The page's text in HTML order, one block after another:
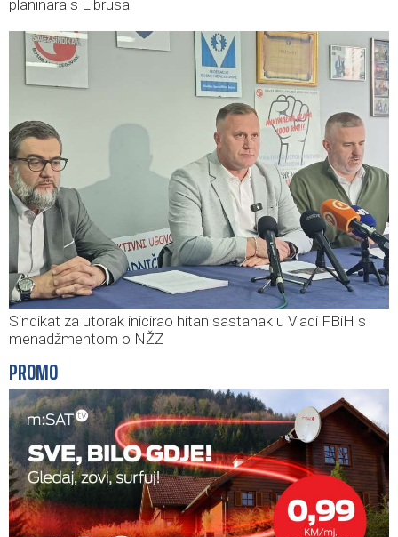
planinara s Elbrusa
Sindikat za utorak inicirao hitan sastanak u Vladi FBiH s
menadžmentom o NŽZ
PROMO